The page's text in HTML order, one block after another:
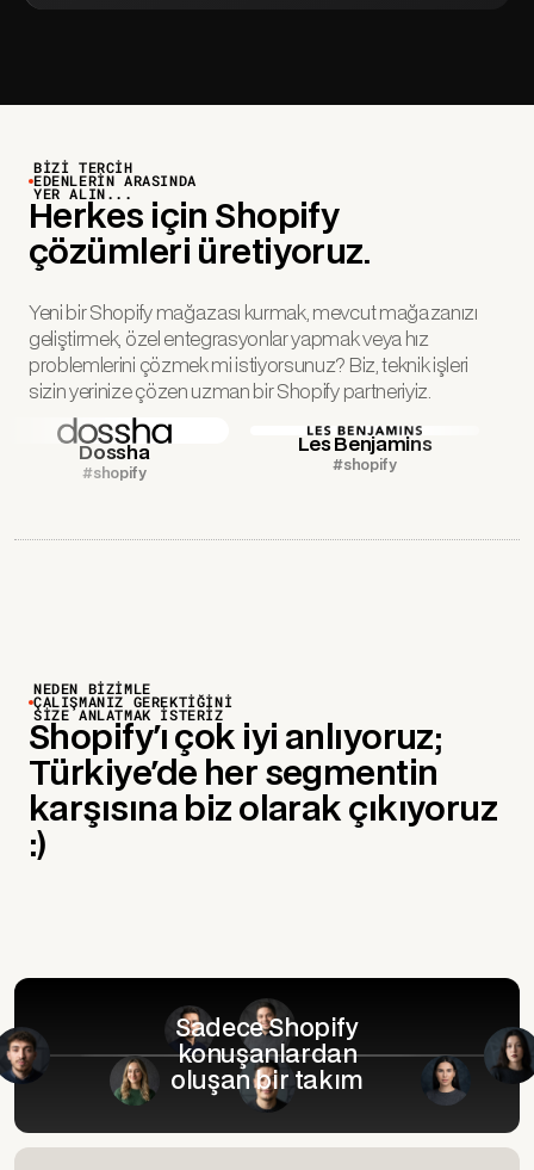
BİZİ TERCİH
EDENLERİN ARASINDA
YER ALIN...
Herkes için Shopify
çözümleri üretiyoruz.
Yeni bir Shopify mağazası kurmak, mevcut mağazanızı
geliştirmek, özel entegrasyonlar yapmak veya hız
problemlerini çözmek mi istiyorsunuz? Biz, teknik işleri
sizin yerinize çözen uzman bir Shopify partneriyiz.
Dossha
#shopify
Les Benjamins
#shopify
NEDEN BİZİMLE
ÇALIŞMANIZ GEREKTİĞİNİ
SİZE ANLATMAK İSTERİZ
Shopify'ı çok iyi anlıyoruz;
Türkiye'de her segmentin
karşısına biz olarak çıkıyoruz
:)
Sadece Shopify
konuşanlardan
oluşan bir takım